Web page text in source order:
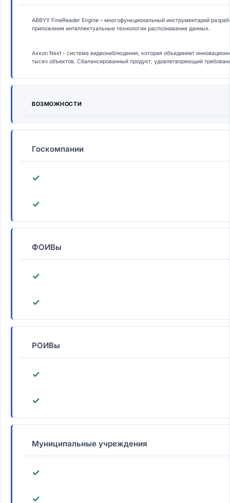
ABBYY FineReader Engine – многофункциональный инструментарий
приложения интеллектуальные технологии распознавания данных.
Axxon Next - система видеонаблюдения, которая объединяет
тысяч объектов. Сбалансированный продукт, удовлетворяющий
ВОЗМОЖНОСТИ
Госкомпании
✓
✓
ФОИВы
✓
✓
РОИВы
✓
✓
Муниципальные учреждения
✓
✓